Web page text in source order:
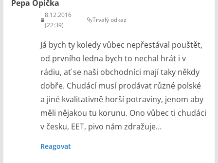
Pepa Opička
8.12.2016
(22:39)
Trvalý odkaz
Já bych ty koledy vůbec nepřestával pouštět,
od prvního ledna bych to nechal hrát i v
rádiu, ať se naši obchodníci mají taky někdy
dobře. Chudácí musí prodávat různé polské
a jiné kvalitativně horší potraviny, jenom aby
měli nějakou tu korunu. Ono vůbec ti chudáci
v česku, EET, pivo nám zdražuje…
Reagovat